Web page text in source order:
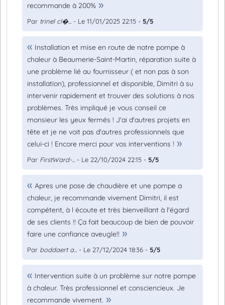
recommande à 200%
Par trinel cl�... - Le 11/01/2025 22:15 - 5/5
Installation et mise en route de notre pompe à
chaleur à Beaumerie-Saint-Martin, réparation suite à
une problème lié au fournisseur ( et non pas à son
installation), professionnel et disponible, Dimitri à su
intervenir rapidement et trouver des solutions à nos
problèmes. Très impliqué je vous conseil ce
monsieur les yeux fermés ! J'ai d'autres projets en
tête et je ne voit pas d'autres professionnels que
celui-ci ! Encore merci pour vos interventions !
Par FirstWard-... - Le 22/10/2024 22:15 - 5/5
Apres une pose de chaudière et une pompe a
chaleur, je recommande vivement Dimitri, il est
compétent, à l écoute et très bienveillant à l'égard
de ses clients !! Ça fait beaucoup de bien de pouvoir
faire une confiance aveugle!!
Par boddaert a... - Le 27/12/2024 18:36 - 5/5
Intervention suite à un problème sur notre pompe
à chaleur. Très professionnel et consciencieux. Je
recommande vivement.